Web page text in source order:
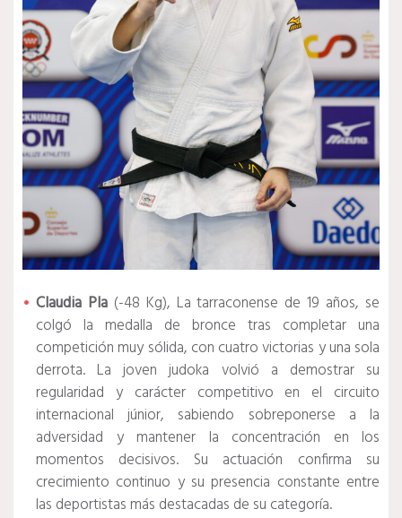
Claudia Pla(-48 Kg), La tarraconense de 19 años, se
colgó la medalla de bronce tras completar una
competición muy sólida, con cuatro victorias y una sola
derrota. La joven judoka volvió a demostrar su
regularidad y carácter competitivo en el circuito
internacional júnior, sabiendo sobreponerse a la
adversidad y mantener la concentración en los
momentos decisivos. Su actuación confirma su
crecimiento continuo y su presencia constante entre
las deportistas más destacadas de su categoría.